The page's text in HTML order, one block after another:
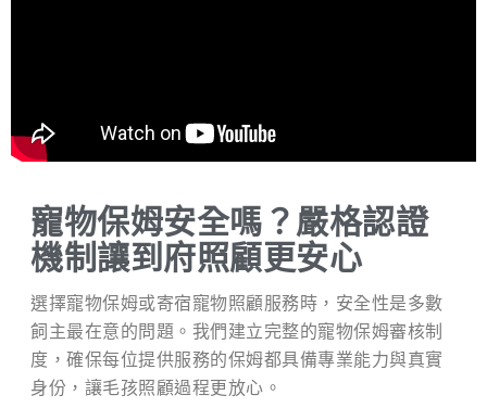
寵物保姆安全嗎？嚴格認證
機制讓到府照顧更安心
選擇寵物保姆或寄宿寵物照顧服務時，安全性是多數
飼主最在意的問題。我們建立完整的寵物保姆審核制
度，確保每位提供服務的保姆都具備專業能力與真實
身份，讓毛孩照顧過程更放心。